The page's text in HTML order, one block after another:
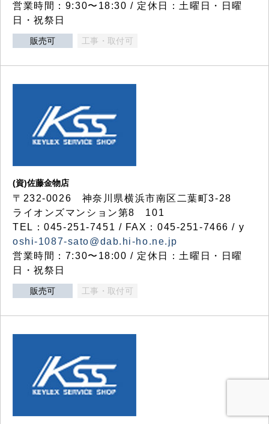
営業時間：9:30〜18:30 / 定休日：土曜日・日曜
日・祝祭日
販売可 工事・取付可
(資)佐藤金物店
〒232-0026 神奈川県横浜市南区二葉町3-28
ライオンズマンション第8 101
TEL：045-251-7451 / FAX：045-251-7466 / y
oshi-1087-sato@dab.hi-ho.ne.jp
営業時間：7:30〜18:00 / 定休日：土曜日・日曜
日・祝祭日
販売可 工事・取付可